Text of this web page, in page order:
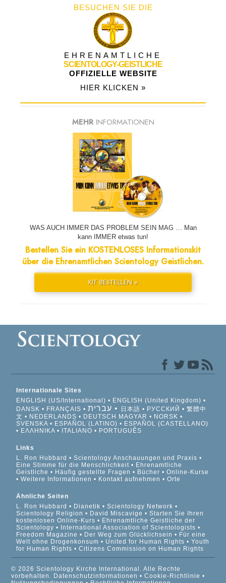
BESUCHEN SIE DIE
EHRENAMTLICHE
SCIENTOLOGY-GEISTLICHE
OFFIZIELLE WEBSITE
HIER KLICKEN »
MEHR INFORMATIONEN
WAS AUCH IMMER DAS PROBLEM SEIN MAG … Man
kann IMMER etwas tun!
Bestellen Sie ein KOSTENLOSES Informationskit
über die Ehrenamtlichen Scientology Geistlichen.
KIT BESTELLEN »
Internationale Sites
ENGLISH (US/International)
ENGLISH (United Kingdom)
DANSK
FRANÇAIS עברית 日本語 РУССКИЙ
繁體中
文
NEDERLANDS DEUTSCH MAGYAR
NORSK
SVENSKA
ESPAÑOL (LATINO)
ESPAÑOL (CASTELLANO)
ΕΛΛΗΝΙΚA
ITALIANO PORTUGUÊS
Links
L. Ron Hubbard
Scientology Anschauungen und Praxis
Eine Stimme für die Menschlichkeit
Ehrenamtliche
Geistliche
Häufig gestellte Fragen Bücher
Online-Kurse
Weitere Informationen
Kontakt aufnehmen Orte
Ähnliche Seiten
L. Ron Hubbard
Dianetik
Scientology Network
Scientology Religion
David Miscavige
Starten Sie Ihren
kostenlosen Online-Kurs
Ehrenamtliche Geistliche der
Scientology
International Association of Scientologists
Freedom Magazine
Der Weg zum Glücklichsein
Für eine
Welt ohne Drogenkonsum
United for Human Rights
Youth
for Human Rights
Citizens Commission on Human Rights
© 2026 Scientology Kirche International. Alle Rechte
vorbehalten. Datenschutzinformationen •Cookie-Richtlinie •